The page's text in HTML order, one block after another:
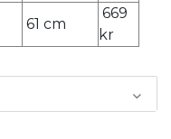
61 cm
669
kr